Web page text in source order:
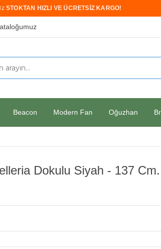
STOKTAN HIZLI VE ÜCRETSİZ KARGO!
Beacon Modern Fan Oğuzhan
Dokulu Siyah - 137 Cm.